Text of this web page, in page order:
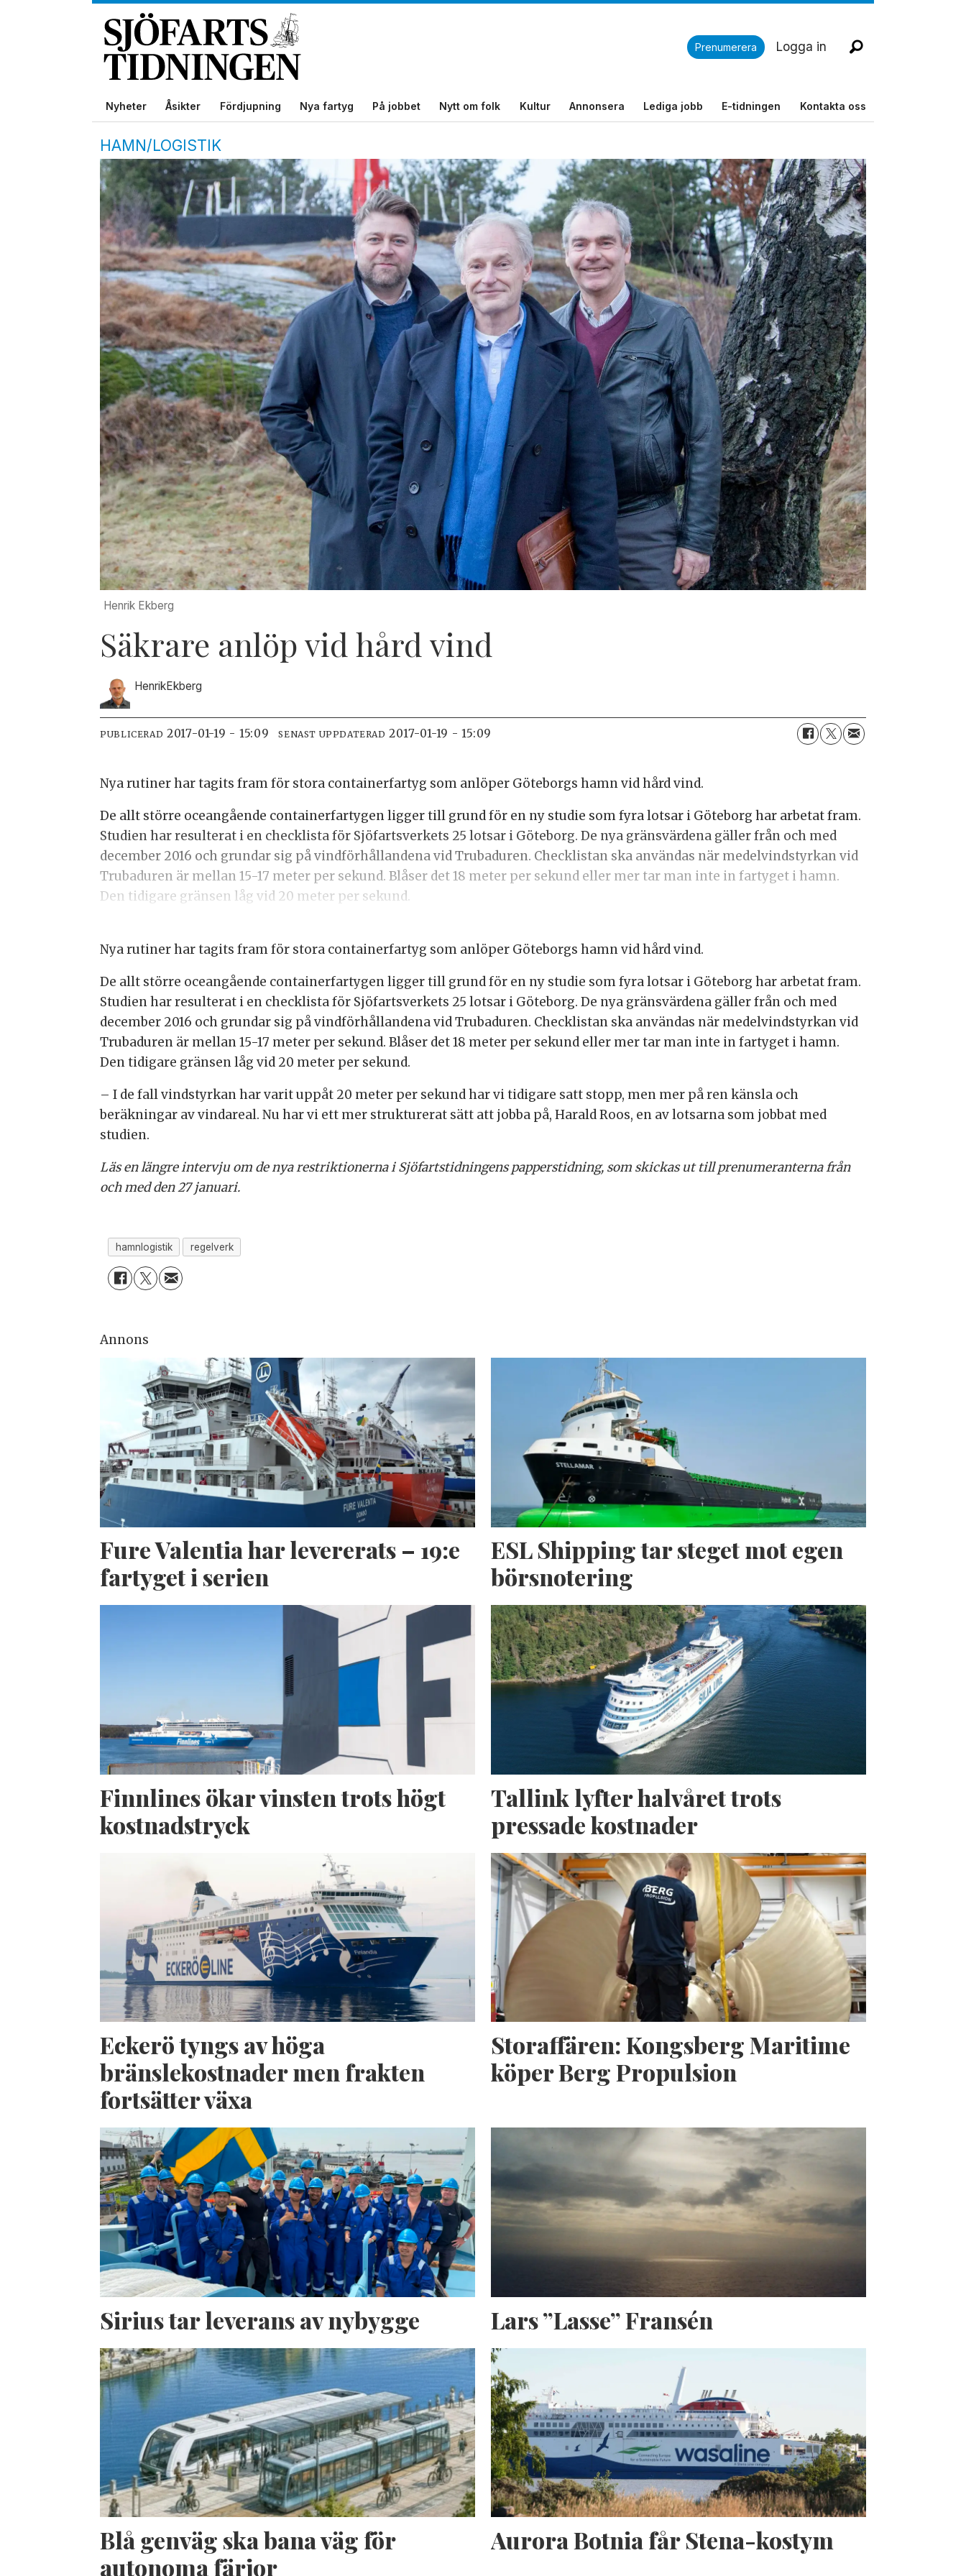
Prenumerera Logga in
Nyheter Åsikter Fördjupning Nya fartyg På jobbet Nytt om folk Kultur Annonsera Lediga jobb E-tidningen Kontakta oss
HAMN/LOGISTIK
Henrik Ekberg
Säkrare anlöp vid hård vind
HenrikEkberg
PUBLICERAD 2017-01-19 - 15:09 SENAST UPPDATERAD 2017-01-19 - 15:09
Nya rutiner har tagits fram för stora containerfartyg som anlöper Göteborgs hamn vid hård vind.
De allt större oceangående containerfartygen ligger till grund för en ny studie som fyra lotsar i Göteborg har arbetat fram.
Studien har resulterat i en checklista för Sjöfartsverkets 25 lotsar i Göteborg. De nya gränsvärdena gäller från och med
december 2016 och grundar sig på vindförhållandena vid Trubaduren. Checklistan ska användas när medelvindstyrkan vid
Trubaduren är mellan 15-17 meter per sekund. Blåser det 18 meter per sekund eller mer tar man inte in fartyget i hamn.
Den tidigare gränsen låg vid 20 meter per sekund.
Nya rutiner har tagits fram för stora containerfartyg som anlöper Göteborgs hamn vid hård vind.
De allt större oceangående containerfartygen ligger till grund för en ny studie som fyra lotsar i Göteborg har arbetat fram.
Studien har resulterat i en checklista för Sjöfartsverkets 25 lotsar i Göteborg. De nya gränsvärdena gäller från och med
december 2016 och grundar sig på vindförhållandena vid Trubaduren. Checklistan ska användas när medelvindstyrkan vid
Trubaduren är mellan 15-17 meter per sekund. Blåser det 18 meter per sekund eller mer tar man inte in fartyget i hamn.
Den tidigare gränsen låg vid 20 meter per sekund.
– I de fall vindstyrkan har varit uppåt 20 meter per sekund har vi tidigare satt stopp, men mer på ren känsla och
beräkningar av vindareal. Nu har vi ett mer strukturerat sätt att jobba på, Harald Roos, en av lotsarna som jobbat med
studien.
Läs en längre intervju om de nya restriktionerna i Sjöfartstidningens papperstidning, som skickas ut till prenumeranterna från
och med den 27 januari.
hamnlogistik regelverk
Annons
Fure Valentia har levererats – 19:e
fartyget i serien
ESL Shipping tar steget mot egen
börsnotering
Finnlines ökar vinsten trots högt
kostnadstryck
Tallink lyfter halvåret trots
pressade kostnader
Eckerö tyngs av höga
bränslekostnader men frakten
fortsätter växa
Storaffären: Kongsberg Maritime
köper Berg Propulsion
Sirius tar leverans av nybygge Lars ”Lasse” Fransén
Blå genväg ska bana väg för
autonoma färjor
Aurora Botnia får Stena-kostym